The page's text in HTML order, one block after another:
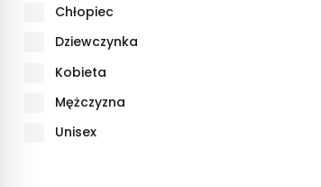
Chłopiec
Dziewczynka
Kobieta
Mężczyzna
Unisex